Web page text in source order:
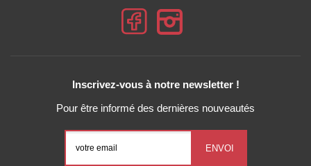
Inscrivez-vous à notre newsletter !
Pour être informé des dernières nouveautés